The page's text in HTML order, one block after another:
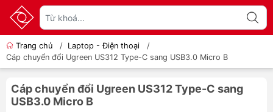
Trang chủ / Laptop - Điện thoại
/
Cáp chuyển đổi Ugreen US312 Type-C sang USB3.0 Micro B
Cáp chuyển đổi Ugreen US312 Type-C sang
USB3.0 Micro B